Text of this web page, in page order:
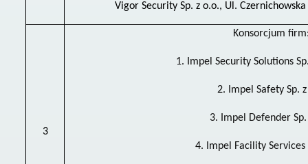
Vigor Security Sp. z o.o., Ul.
3
Konsorcjum
1. Impel Security Solutions
2. Impel Safety Sp.
3. Impel Defender
4. Impel Facility Services